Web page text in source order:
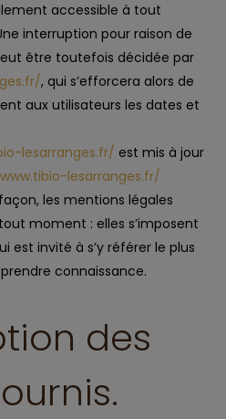
accessible à tout
interruption pour raison de
être toutefois décidée par
, qui s’efforcera alors de
aux utilisateurs les dates et
lesarranges.fr/ est mis à jour
lesarranges.fr/
les mentions légales
moment : elles s’imposent
est invité à s’y référer le plus
connaissance.
des